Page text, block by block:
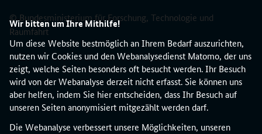
Wir bitten um Ihre Mithilfe!
Um diese Website bestmöglich an Ihrem Bedarf auszurichten,
nutzen wir Cookies und den Webanalysedienst Matomo, der uns
zeigt, welche Seiten besonders oft besucht werden. Ihr Besuch
wird von der Webanalyse derzeit nicht erfasst. Sie können uns
aber helfen, indem Sie hier entscheiden, dass Ihr Besuch auf
unseren Seiten anonymisiert mitgezählt werden darf.
Die Webanalyse verbessert unsere Möglichkeiten, unseren
© Bundesministerium für Forschung, Technologie und
Raumfahrt